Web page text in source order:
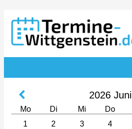
2026 Juni
Mo Di Mi Do
1
2 3 4